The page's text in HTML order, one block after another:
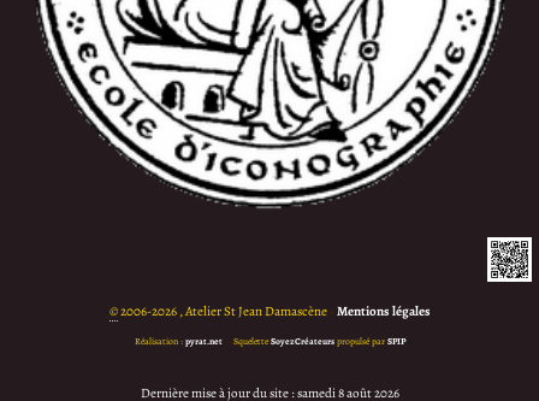
©2006-2026 , Atelier St Jean Damascène • Mentions légales
Réalisation :pyrat.net • SqueletteSoyezCréateurspropulsé parSPIP
Dernière mise à jour du site : samedi 8 août 2026